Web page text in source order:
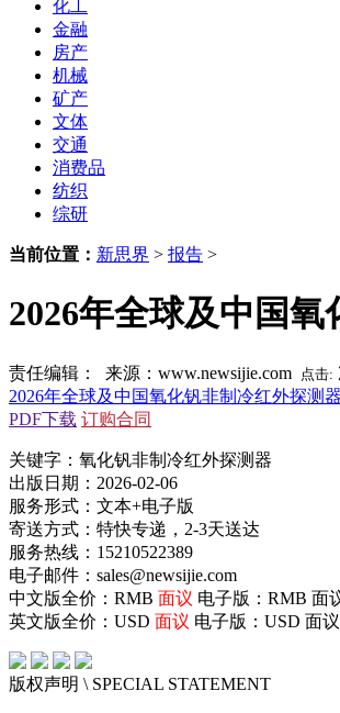
化工
金融
房产
机械
矿产
文体
交通
消费品
纺织
综研
当前位置： 新思界 > 报告 >
2026年全球及中国
责任编辑： 来源：www.newsijie.com 点击:
2026年全球及中国氧化钒非制冷红外探测
PDF下载 订购合同
关键字：氧化钒非制冷红外探测器
出版日期：2026-02-06
服务形式：文本+电子版
寄送方式：特快专递，2-3天送达
服务热线：15210522389
电子邮件：sales@newsijie.com
中文版全价：RMB 面议 电子版：RMB 面
英文版全价：USD 面议 电子版：USD 面议
版权声明 \ SPECIAL STATEMENT